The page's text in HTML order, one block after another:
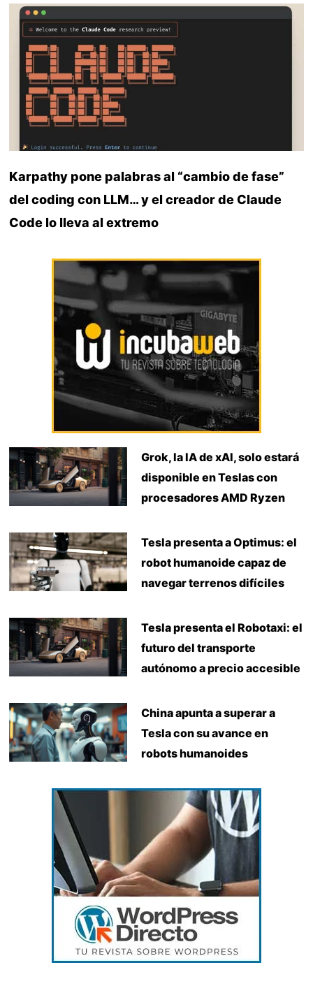
Karpathy pone palabras al “cambio de fase”
del coding con LLM… y el creador de Claude
Code lo lleva al extremo
Grok, la IA de xAI, solo estará
disponible en Teslas con
procesadores AMD Ryzen
Tesla presenta a Optimus: el
robot humanoide capaz de
navegar terrenos difíciles
Tesla presenta el Robotaxi: el
futuro del transporte
autónomo a precio accesible
China apunta a superar a
Tesla con su avance en
robots humanoides